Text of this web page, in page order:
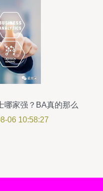
哪家强？BA真的那么
06 10:58:27